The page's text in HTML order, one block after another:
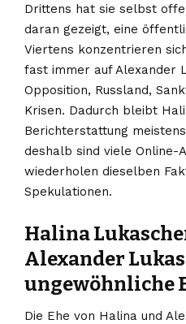
Drittens hat sie selbst
daran gezeigt, eine
Viertens konzentrieren
fast immer auf Alexander
Opposition, Russland,
Krisen. Dadurch bleibt
Berichterstattung
deshalb sind viele Online-
wiederholen dieselben
Spekulationen.
Halina
Alexander
ungewöhnliche
Die Ehe von Halina und